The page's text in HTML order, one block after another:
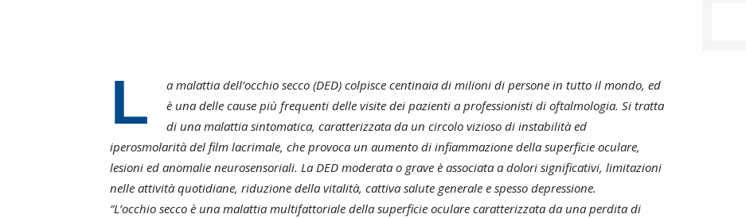
L
a malattia dell’occhio secco (DED) colpisce centinaia di milioni di persone in tutto il mondo, ed
è una delle cause più frequenti delle visite dei pazienti a professionisti di oftalmologia. Si tratta
di una malattia sintomatica, caratterizzata da un circolo vizioso di instabilità ed
iperosmolarità del film lacrimale, che provoca un aumento di infiammazione della superficie oculare,
lesioni ed anomalie neurosensoriali. La DED moderata o grave è associata a dolori significativi, limitazioni
nelle attività quotidiane, riduzione della vitalità, cattiva salute generale e spesso depressione.
“L’occhio secco è una malattia multifattoriale della superficie oculare caratterizzata da una perdita di